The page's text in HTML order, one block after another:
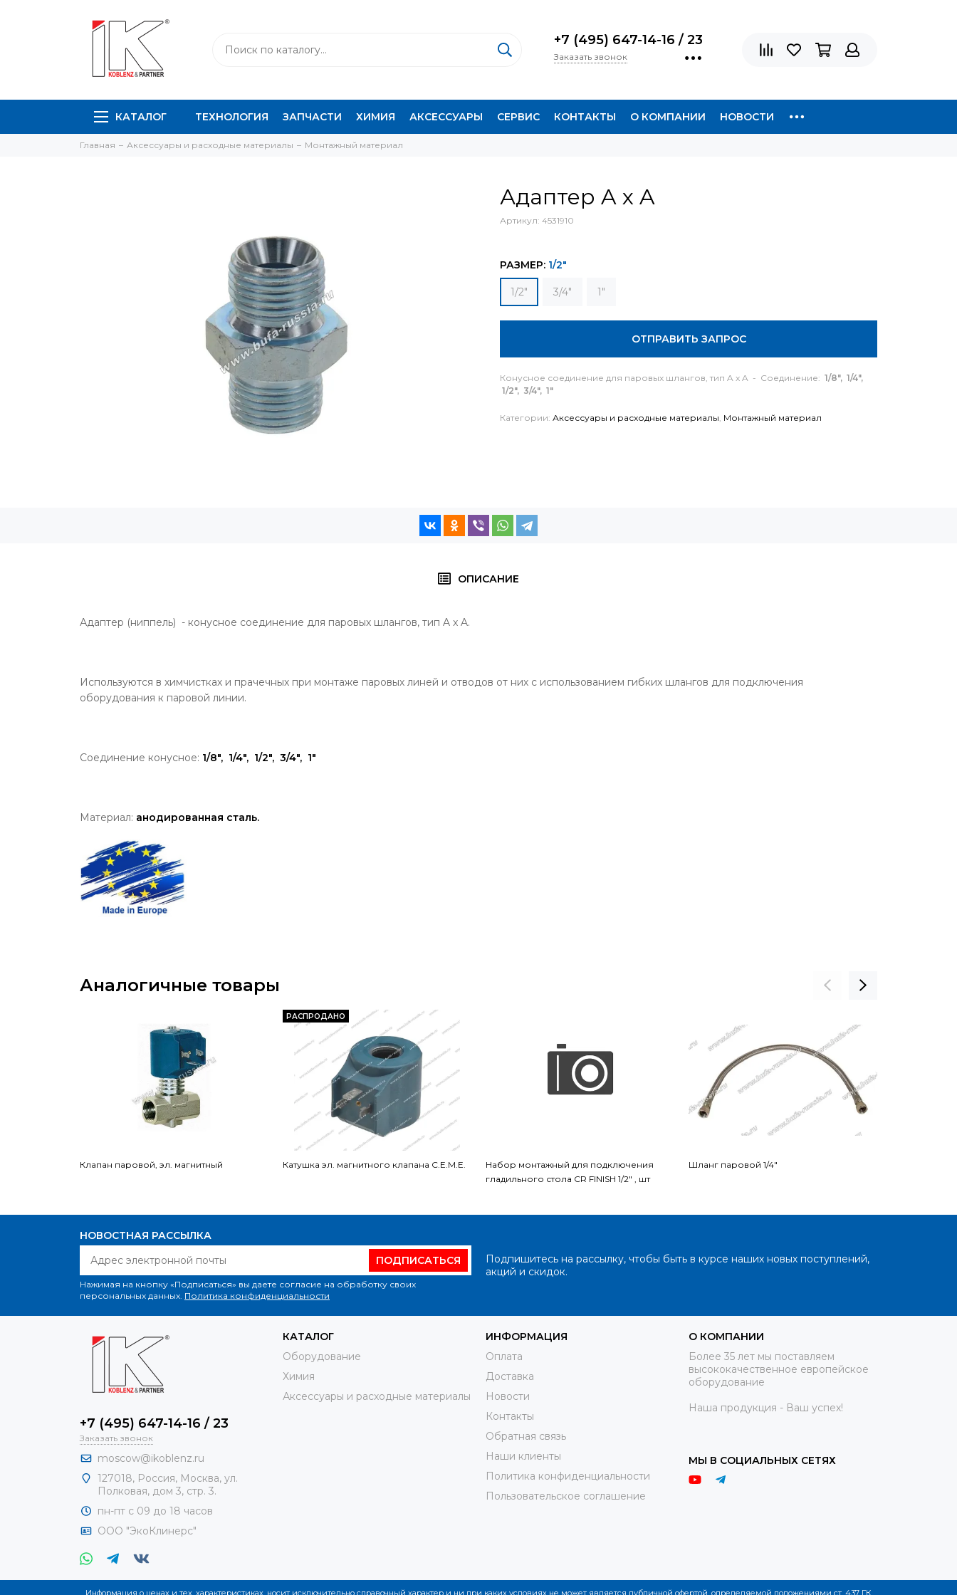
+7 (495) 647-14-16 / 23
Заказать звонок
КАТАЛОГ ТЕХНОЛОГИЯ ЗАПЧАСТИ ХИМИЯ АКСЕССУАРЫ СЕРВИС КОНТАКТЫ О КОМПАНИИ НОВОСТИ
Главная Аксессуары и расходные материалы Монтажный материал
Адаптер A x A
Артикул: 4531910
РАЗМЕР: 1/2"
1/2" 3/4" 1"
ОТПРАВИТЬ ЗАПРОС
Конусное соединение для паровых шлангов, тип A x A - Соединение: 1/8", 1/4",
1/2", 3/4", 1"
Категории: Аксессуары и расходные материалы, Монтажный материал
ОПИСАНИЕ
Адаптер (ниппель) - конусное соединение для паровых шлангов, тип A x A.
Используются в химчистках и прачечных при монтаже паровых линей и отводов от них с использованием гибких шлангов для подключения
оборудования к паровой линии.
Соединение конусное: 1/8", 1/4", 1/2", 3/4", 1"
Материал: анодированная сталь.
Аналогичные товары
Клапан паровой, эл. магнитный
РАСПРОДАНО
Катушка эл. магнитного клапана C.E.M.E.
Набор монтажный для подключения
гладильного стола CR FINISH 1/2" , шт
Шланг паровой 1/4"
НОВОСТНАЯ РАССЫЛКА
ПОДПИСАТЬСЯ
Нажимая на кнопку «Подписаться» вы даете согласие на обработку своих
персональных данных. Политика конфиденциальности
Подпишитесь на рассылку, чтобы быть в курсе наших новых поступлений,
акций и скидок.
+7 (495) 647-14-16 / 23
Заказать звонок
moscow@ikoblenz.ru
127018, Россия, Москва, ул.
Полковая, дом 3, стр. 3.
пн-пт с 09 до 18 часов
ООО "ЭкоКлинерс"
КАТАЛОГ
Оборудование
Химия
Аксессуары и расходные материалы
ИНФОРМАЦИЯ
Оплата
Доставка
Новости
Контакты
Обратная связь
Наши клиенты
Политика конфиденциальности
Пользовательское соглашение
О КОМПАНИИ
Более 35 лет мы поставляем
высококачественное европейское
оборудование
Наша продукция - Ваш успех!
МЫ В СОЦИАЛЬНЫХ СЕТЯХ